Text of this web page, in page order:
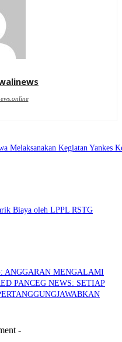
Melaksanakan Kegiatan Yankes
Biaya oleh LPPL RSTG
ANGGARAN MENGALAMI
PANCEG NEWS: SETIAP
-